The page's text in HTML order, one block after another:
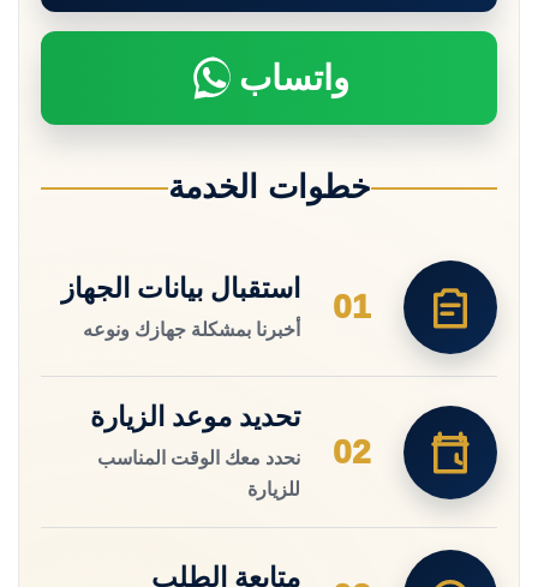
واتساب
خطوات الخدمة
01
استقبال بيانات الجهاز
أخبرنا بمشكلة جهازك ونوعه
02
تحديد موعد الزيارة
نحدد معك الوقت المناسب
للزيارة
متابعة الطلب